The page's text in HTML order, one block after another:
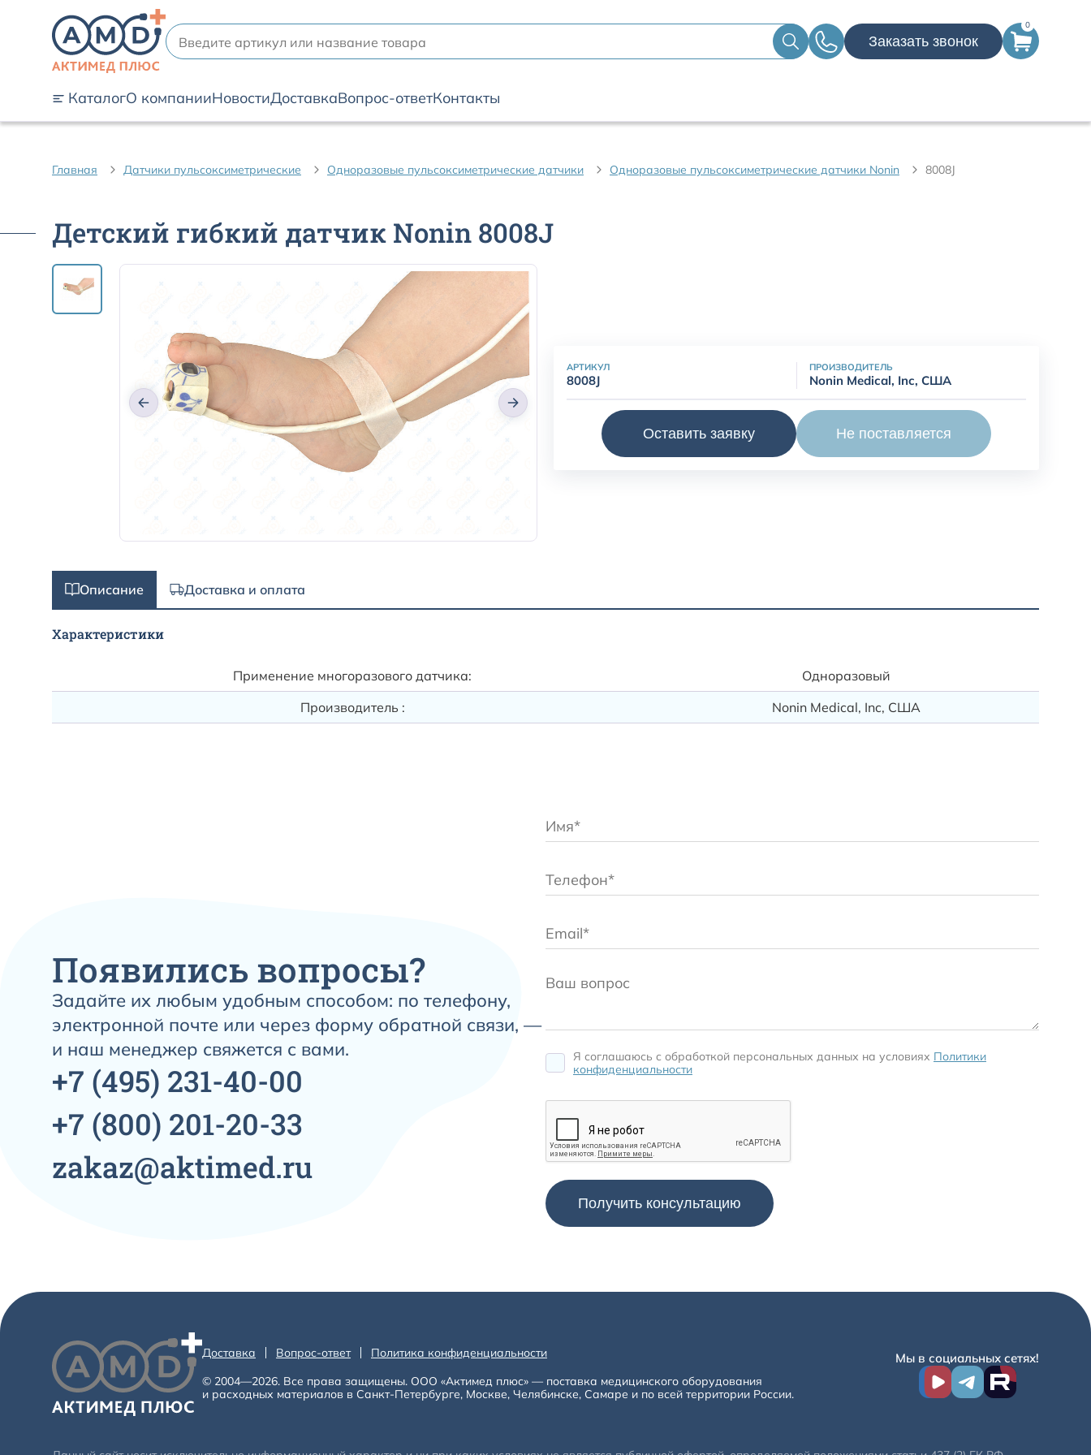
КаталогО компанииНовостиДоставкаВопрос-ответКонтакты
Заказать звонок
0
Главная Датчики пульсоксиметрические Одноразовые пульсоксиметрические датчики Одноразовые пульсоксиметрические датчики Nonin 8008J
Детский гибкий датчик Nonin 8008J
АРТИКУЛ
8008J
ПРОИЗВОДИТЕЛЬ
Nonin Medical, Inc, США
Оставить заявку Не поставляется
Детский гибкий датчик Nonin 8008J
содержит 25 штук клейких полосок FlexiWraps® (1 метр)
Описание Доставка и оплата
Характеристики
Применение многоразового датчика:
Одноразовый
Производитель :
Nonin Medical, Inc, США
Появились вопросы?
Задайте их любым удобным способом: по телефону,
электронной почте или через форму обратной связи, —
и наш менеджер свяжется с вами.
+7 (495) 231-40-00
+7 (800) 201-20-33
zakaz@aktimed.ru
Я соглашаюсь c обработкой персональных данных на условиях Политики
конфиденциальности
Доставка Вопрос-ответ
Политика конфиденциальности
© 2004—2026. Все права защищены. ООО «Актимед плюс» — поставка медицинского оборудования
и расходных материалов в Санкт-Петербурге, Москве, Челябинске, Самаре и по всей территории России.
Мы в социальных сетях!